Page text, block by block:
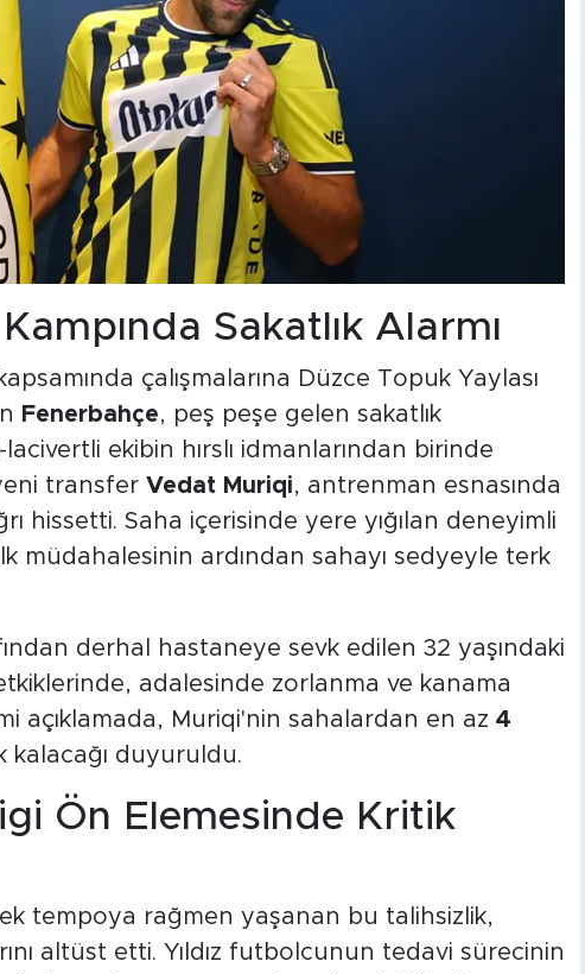
Sakatlık Alarmı
çalışmalarına Düzce Topuk Yaylası
Fenerbahçe, peş peşe gelen sakatlık
lacivertli ekibin hırslı idmanlarından birinde
transfer Vedat Muriqi, antrenman esnasında
hissetti. Saha içerisinde yere yığılan deneyimli
müdahalesinin ardından sahayı sedyeyle terk
derhal hastaneye sevk edilen 32 yaşındaki
adalesinde zorlanma ve kanama
açıklamada, Muriqi'nin sahalardan en az 4
kalacağı duyuruldu.
Ön Elemesinde Kritik
tempoya rağmen yaşanan bu talihsizlik,
altüst etti. Yıldız futbolcunun tedavi sürecinin